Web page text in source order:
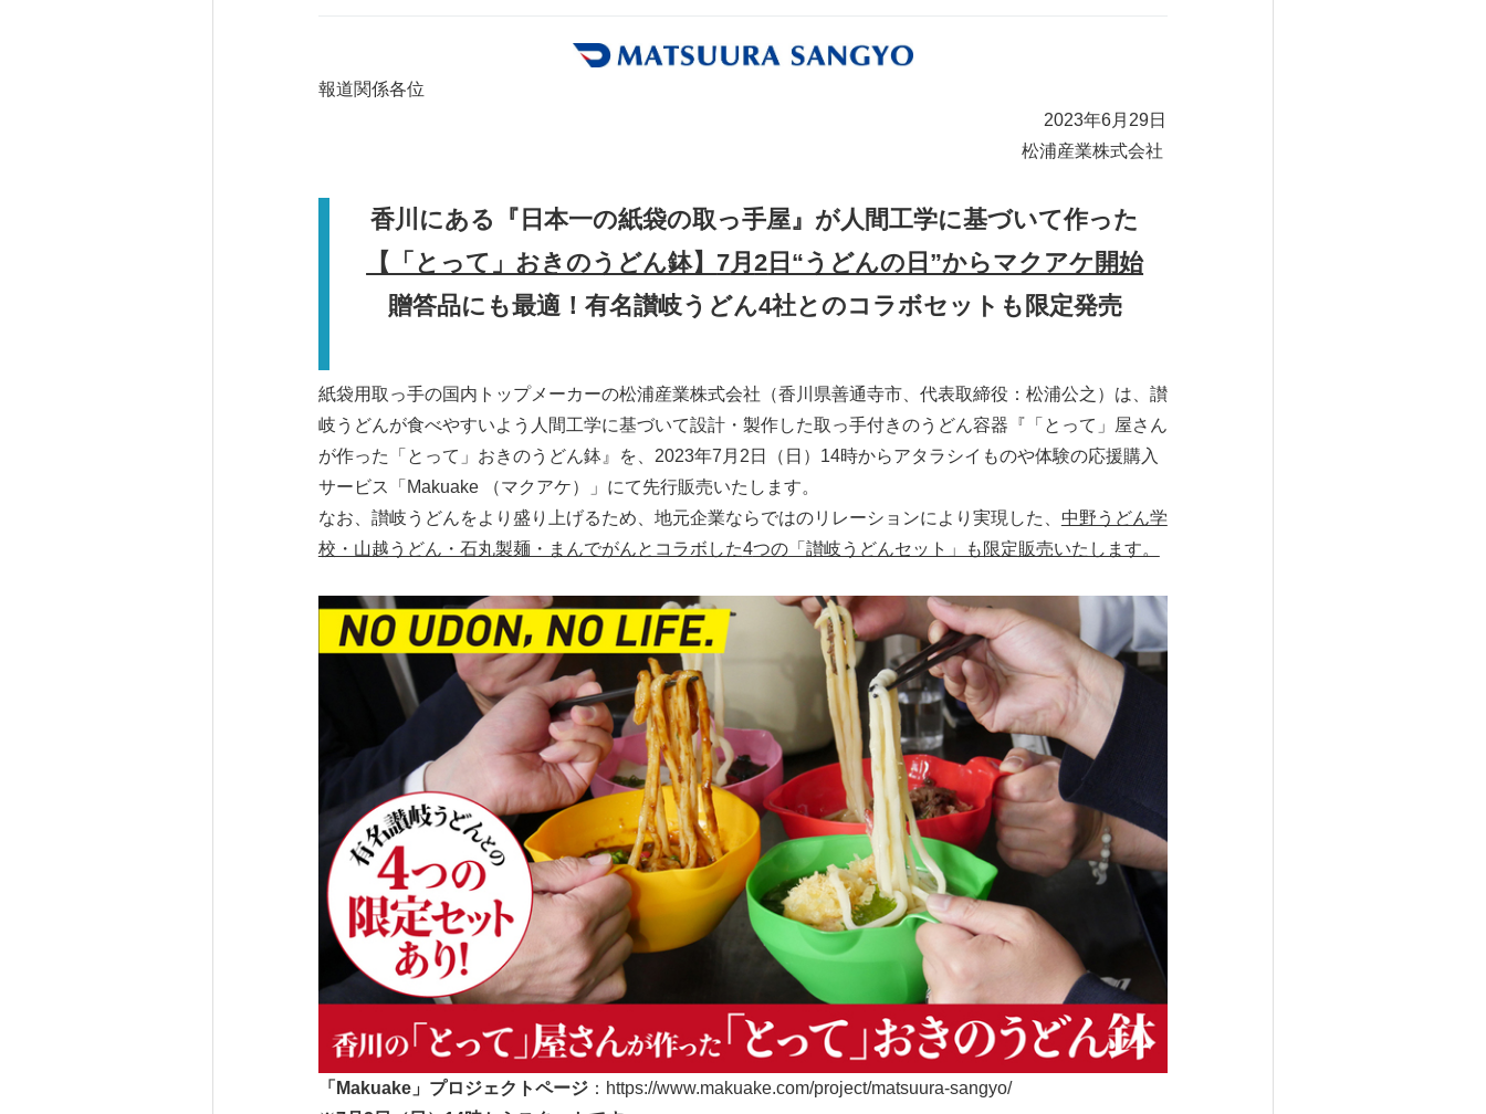
報道関係各位
2023年6月29日
松浦産業株式会社
香川にある『日本一の紙袋の取っ手屋』が人間工学に基づいて作った
【「とって」おきのうどん鉢】 7月2 日“うどんの日”からマクアケ開始
贈答品にも最適！有名讃岐うどん4社とのコラボセットも限定発売
紙袋用取っ手の国内トップメーカーの松浦産業株式会社（香川県善通寺市、代表取締役：松浦公之）は、讃
岐うどんが食べやすいよう人間工学に基づいて設計・製作した取っ手付きのうどん容器『「とって」屋さん
が作った「とって」おきのうどん鉢』を、2023年7月2日（日）14時からアタラシイものや体験の応援購入
サービス「Makuake （マクアケ）」にて先行販売いたします。
なお、讃岐うどんをより盛り上げるため、地元企業ならではのリレーションにより実現した、 中野うどん学
校・山越うどん・石丸製麺・まんでがんとコラボした4つの「讃岐うどんセット」も限定販売いたします。
「 Makuake」プロジェクトページ：https://www.makuake.com/project/matsuura-sangyo/